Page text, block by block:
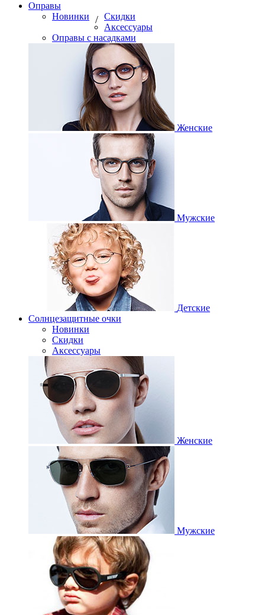
Оправы
Новинки
/ Скидки
Аксессуары
Оправы с насадками
Женские
Мужские
Детские
Солнцезащитные очки
Новинки
Скидки
Аксессуары
Женские
Мужские